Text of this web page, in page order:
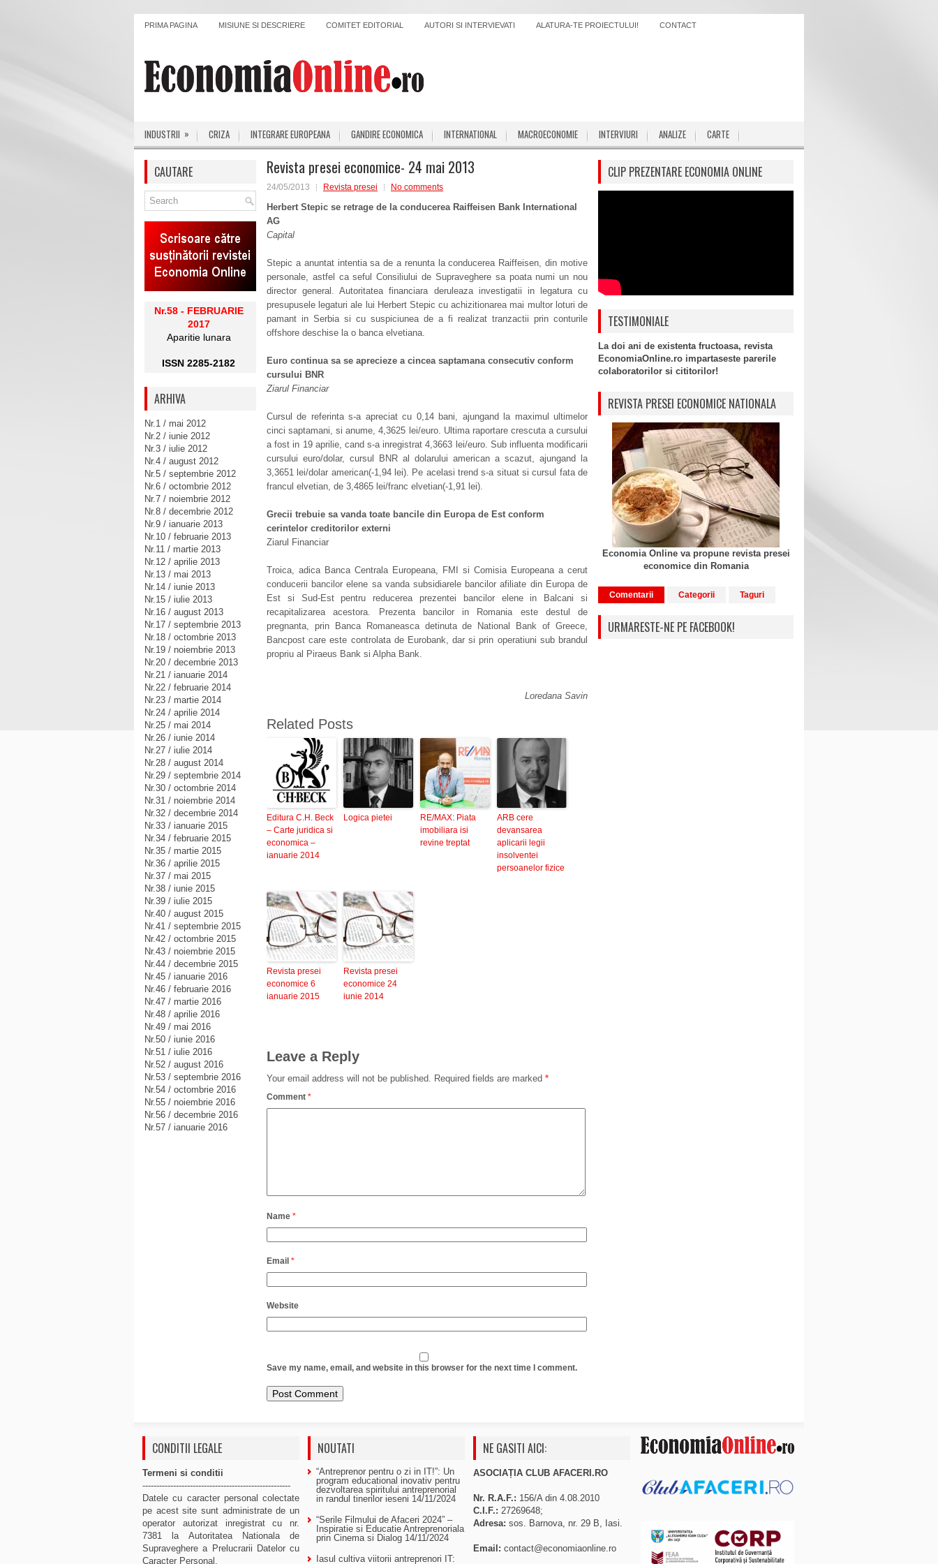
PRIMA PAGINA MISIUNE SI DESCRIERE COMITET EDITORIAL AUTORI SI INTERVIEVATI ALATURA-TE PROIECTULUI! CONTACT
INDUSTRII » CRIZA INTEGRARE EUROPEANA GANDIRE ECONOMICA INTERNATIONAL MACROECONOMIE INTERVIURI ANALIZE CARTE
Revista presei economice- 24 mai 2013
24/05/2013 Revista presei No comments
Herbert Stepic se retrage de la conducerea Raiffeisen Bank International
AG
Capital
Stepic a anuntat intentia sa de a renunta la conducerea Raiffeisen, din motive
personale, astfel ca seful Consiliului de Supraveghere sa poata numi un nou
director general. Autoritatea financiara deruleaza investigatii in legatura cu
presupusele legaturi ale lui Herbert Stepic cu achizitionarea mai multor loturi de
pamant in Serbia si cu suspiciunea de a fi realizat tranzactii prin conturile
offshore deschise la o banca elvetiana.
Euro continua sa se aprecieze a cincea saptamana consecutiv conform
cursului BNR
Ziarul Financiar
Cursul de referinta s-a apreciat cu 0,14 bani, ajungand la maximul ultimelor
cinci saptamani, si anume, 4,3625 lei/euro. Ultima raportare crescuta a cursului
a fost in 19 aprilie, cand s-a inregistrat 4,3663 lei/euro. Sub influenta modificarii
cursului euro/dolar, cursul BNR al dolarului american a scazut, ajungand la
3,3651 lei/dolar american(-1,94 lei). Pe acelasi trend s-a situat si cursul fata de
francul elvetian, de 3,4865 lei/franc elvetian(-1,91 lei).
Grecii trebuie sa vanda toate bancile din Europa de Est conform
cerintelor creditorilor externi
Ziarul Financiar
Troica, adica Banca Centrala Europeana, FMI si Comisia Europeana a cerut
conducerii bancilor elene sa vanda subsidiarele bancilor afiliate din Europa de
Est si Sud-Est pentru reducerea prezentei bancilor elene in Balcani si
recapitalizarea acestora. Prezenta bancilor in Romania este destul de
pregnanta, prin Banca Romaneasca detinuta de National Bank of Greece,
Bancpost care este controlata de Eurobank, dar si prin operatiuni sub brandul
propriu al Piraeus Bank si Alpha Bank.
Loredana Savin
Related Posts
Editura C.H. Beck
– Carte juridica si
economica –
ianuarie 2014
Logica pietei
RE/MAX: Piata
imobiliara isi
revine treptat
ARB cere
devansarea
aplicarii legii
insolventei
persoanelor fizice
Revista presei
economice 6
ianuarie 2015
Revista presei
economice 24
iunie 2014
Leave a Reply
Your email address will not be published. Required fields are marked *
Comment *
Name *
Email *
Website
Save my name, email, and website in this browser for the next time I comment.
CAUTARE
Nr.58 - FEBRUARIE
2017
Aparitie lunara
ISSN 2285-2182
ARHIVA
Nr.1 / mai 2012
Nr.2 / iunie 2012
Nr.3 / iulie 2012
Nr.4 / august 2012
Nr.5 / septembrie 2012
Nr.6 / octombrie 2012
Nr.7 / noiembrie 2012
Nr.8 / decembrie 2012
Nr.9 / ianuarie 2013
Nr.10 / februarie 2013
Nr.11 / martie 2013
Nr.12 / aprilie 2013
Nr.13 / mai 2013
Nr.14 / iunie 2013
Nr.15 / iulie 2013
Nr.16 / august 2013
Nr.17 / septembrie 2013
Nr.18 / octombrie 2013
Nr.19 / noiembrie 2013
Nr.20 / decembrie 2013
Nr.21 / ianuarie 2014
Nr.22 / februarie 2014
Nr.23 / martie 2014
Nr.24 / aprilie 2014
Nr.25 / mai 2014
Nr.26 / iunie 2014
Nr.27 / iulie 2014
Nr.28 / august 2014
Nr.29 / septembrie 2014
Nr.30 / octombrie 2014
Nr.31 / noiembrie 2014
Nr.32 / decembrie 2014
Nr.33 / ianuarie 2015
Nr.34 / februarie 2015
Nr.35 / martie 2015
Nr.36 / aprilie 2015
Nr.37 / mai 2015
Nr.38 / iunie 2015
Nr.39 / iulie 2015
Nr.40 / august 2015
Nr.41 / septembrie 2015
Nr.42 / octombrie 2015
Nr.43 / noiembrie 2015
Nr.44 / decembrie 2015
Nr.45 / ianuarie 2016
Nr.46 / februarie 2016
Nr.47 / martie 2016
Nr.48 / aprilie 2016
Nr.49 / mai 2016
Nr.50 / iunie 2016
Nr.51 / iulie 2016
Nr.52 / august 2016
Nr.53 / septembrie 2016
Nr.54 / octombrie 2016
Nr.55 / noiembrie 2016
Nr.56 / decembrie 2016
Nr.57 / ianuarie 2016
CLIP PREZENTARE ECONOMIA ONLINE
TESTIMONIALE
La doi ani de existenta fructoasa, revista
EconomiaOnline.ro impartaseste parerile
colaboratorilor si cititorilor!
REVISTA PRESEI ECONOMICE NATIONALA
Economia Online va propune revista presei
economice din Romania
Comentarii Categorii Taguri
URMARESTE-NE PE FACEBOOK!
CONDITII LEGALE
Termeni si conditii
-----------------------------------------------------
Datele cu caracter personal colectate
pe acest site sunt administrate de un
operator autorizat inregistrat cu nr.
7381 la Autoritatea Nationala de
Supraveghere a Prelucrarii Datelor cu
Caracter Personal.
NOUTATI
“Antreprenor pentru o zi in IT!”: Un
program educational inovativ pentru
dezvoltarea spiritului antreprenorial
in randul tinerilor ieseni 14/11/2024
“Serile Filmului de Afaceri 2024” –
Inspiratie si Educatie Antreprenoriala
prin Cinema si Dialog 14/11/2024
Iasul cultiva viitorii antreprenori IT:
NE GASITI AICI:
ASOCIAȚIA CLUB AFACERI.RO
Nr. R.A.F.: 156/A din 4.08.2010
C.I.F.: 27269648;
Adresa: sos. Barnova, nr. 29 B, Iasi.
Email: contact@economiaonline.ro